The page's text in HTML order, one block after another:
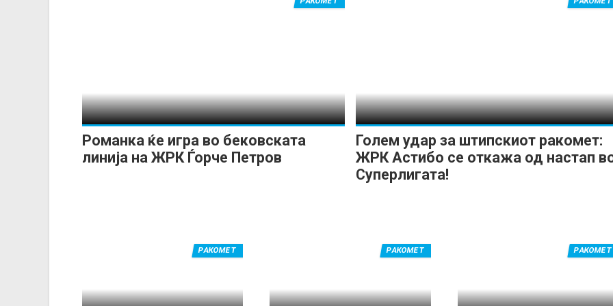
Романка ќе игра во бековската
линија на ЖРК Ѓорче Петров
Голем удар за штипскиот ракомет:
ЖРК Астибо се откажа од настап
Суперлигата!
РАКОМЕТ РАКОМЕТ РАКОМЕТ